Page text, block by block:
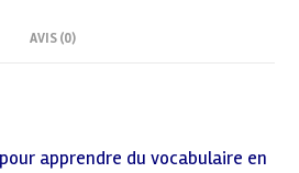
AVIS (0)
apprendre du vocabulaire en